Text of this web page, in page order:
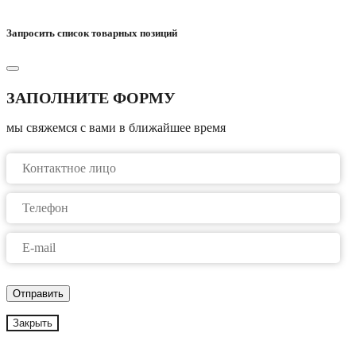
Запросить список товарных позиций
ЗАПОЛНИТЕ ФОРМУ
мы свяжемся с вами в ближайшее время
Закрыть